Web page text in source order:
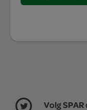
Volg